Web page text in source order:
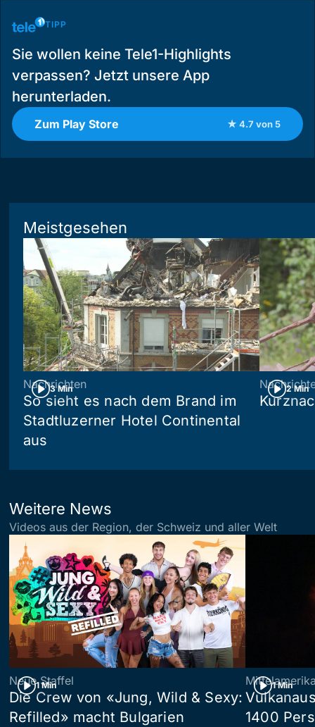
TIPP
Sie wollen keine Tele1-Highlights
verpassen? Jetzt unsere App
herunterladen.
Zum Play Store ★ 4.7 von 5
Meistgesehen
3 Min
Nachrichten
So sieht es nach dem Brand im
Stadtluzerner Hotel Continental
aus
2 Min
Weitere News
Videos aus der Region, der Schweiz und aller Welt
1 Min
Neue Staffel
Die Crew von «Jung, Wild & Sexy:
Refilled» macht Bulgarien
1 Min
1400